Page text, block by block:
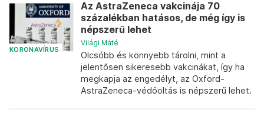
KORONAVÍRUS
Az AstraZeneca vakcinája 70
százalékban hatásos, de még így is
népszerű lehet
Világi Máté
Olcsóbb és könnyebb tárolni, mint a
jelentősen sikeresebb vakcinákat, így ha
megkapja az engedélyt, az Oxford-
AstraZeneca-védőoltás is népszerű lehet.